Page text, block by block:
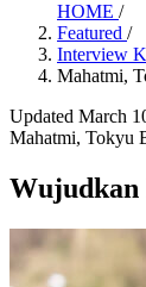
HOME /
Featured /
Interview
Mahatmi,
Updated March
Mahatmi, Tokyu
Wujudkan